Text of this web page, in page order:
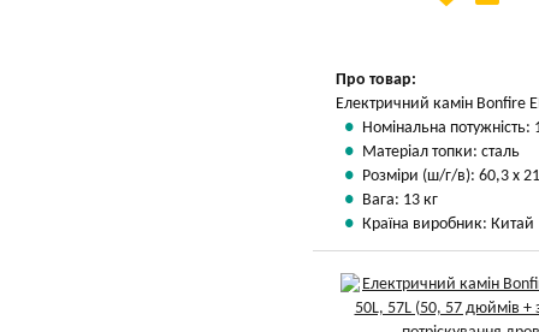
Про товар:
Електричний камін Bonfire
Номінальна потужність:
Матеріал топки: сталь
Розміри (ш/г/в): 60,3 х
Вага: 13 кг
Країна виробник: Китай